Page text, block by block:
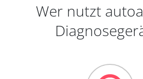
Wer nutzt